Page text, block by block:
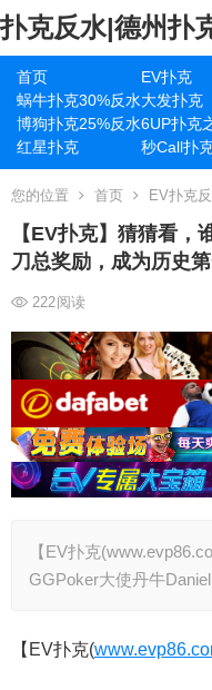
扑克反水|德州扑
首页 EV扑克
蜗牛扑克30%反水大发扑克
博狗扑克25%反水6UP扑克
红星扑克
秒Call扑
您的位置 首页 EV扑克
【EV扑克】猜猜看
刀总奖励，成为历史第
222阅读
【EV扑克
GGPoker大使丹牛
【EV扑克(